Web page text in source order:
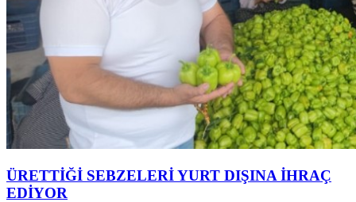
ÜRETTİĞİ SEBZELERİ YURT DIŞINA İHRAÇ
EDİYOR